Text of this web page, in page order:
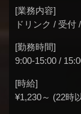
[業務内容]
ドリンク / 受付
[勤務時間]
9:00-15:00 /
[時給]
¥1,230～ (22時